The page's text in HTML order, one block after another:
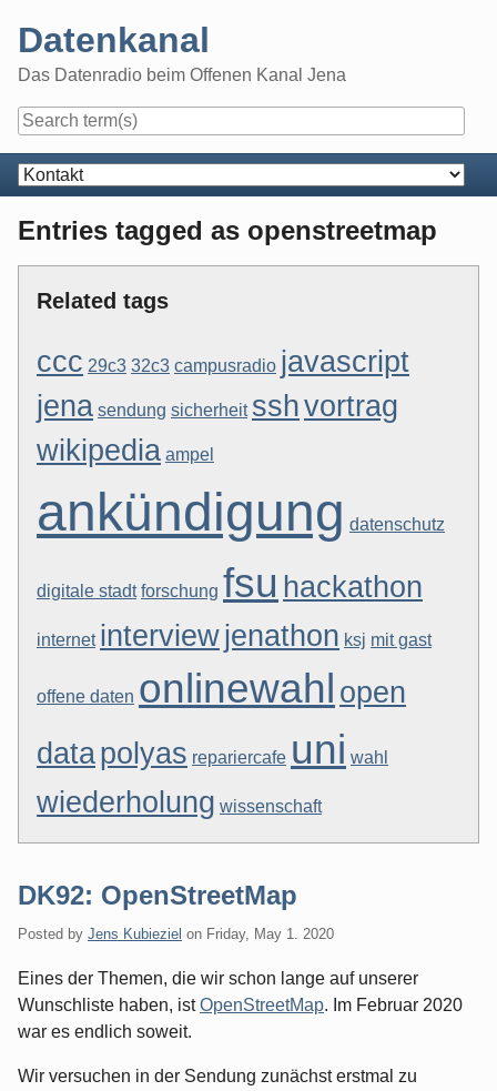
content
Datenkanal
Das Datenradio beim Offenen Kanal Jena
Navigation
Entries tagged as openstreetmap
Related tags
ccc 29c3 32c3 campusradio javascript
jena sendung sicherheit sshvortrag
wikipedia ampel
ankündigung datenschutz
digitale stadt forschung fsu hackathon
internet interviewjenathon ksj mit gast
offene daten onlinewahl open
datapolyas repariercafe uni wahl
wiederholung wissenschaft
DK92: OpenStreetMap
Posted by Jens Kubieziel on Friday, May 1. 2020
Eines der Themen, die wir schon lange auf unserer
Wunschliste haben, istOpenStreetMap. Im Februar 2020
war es endlich soweit.
Wir versuchen in der Sendung zunächst erstmal zu